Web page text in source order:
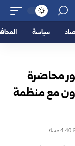
سياسة
محاضرة
مع منظمة